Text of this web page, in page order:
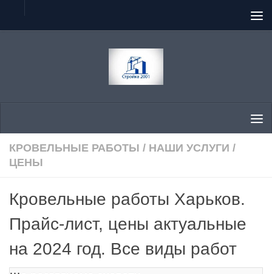
Перейти к содержимому
КРОВЕЛЬНЫЕ РАБОТЫ / НАШИ УСЛУГИ /
ЦЕНЫ
Кровельные работы Харьков.
Прайс-лист, цены актуальные
на 2024 год. Все виды работ